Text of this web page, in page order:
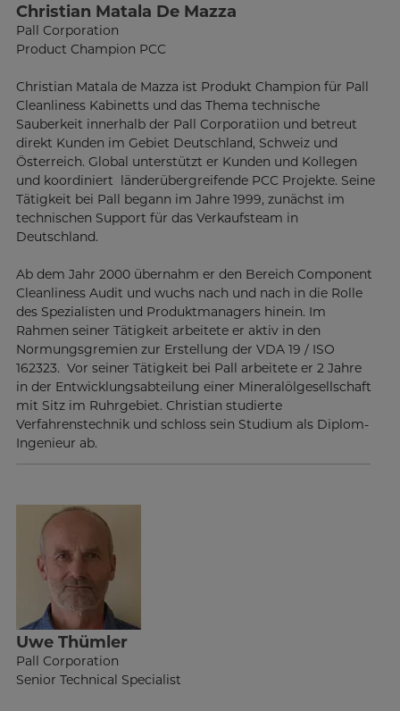
Christian Matala De Mazza
Pall Corporation
Product Champion PCC
Christian Matala de Mazza ist Produkt Champion für Pall
Cleanliness Kabinetts und das Thema technische
Sauberkeit innerhalb der Pall Corporatiion und betreut
direkt Kunden im Gebiet Deutschland, Schweiz und
Österreich. Global unterstützt er Kunden und Kollegen
und koordiniert länderübergreifende PCC Projekte. Seine
Tätigkeit bei Pall begann im Jahre 1999, zunächst im
technischen Support für das Verkaufsteam in
Deutschland.
Ab dem Jahr 2000 übernahm er den Bereich Component
Cleanliness Audit und wuchs nach und nach in die Rolle
des Spezialisten und Produktmanagers hinein. Im
Rahmen seiner Tätigkeit arbeitete er aktiv in den
Normungsgremien zur Erstellung der VDA 19 / ISO
162323. Vor seiner Tätigkeit bei Pall arbeitete er 2 Jahre
in der Entwicklungsabteilung einer Mineralölgesellschaft
mit Sitz im Ruhrgebiet. Christian studierte
Verfahrenstechnik und schloss sein Studium als Diplom-
Ingenieur ab.
Uwe Thümler
Pall Corporation
Senior Technical Specialist